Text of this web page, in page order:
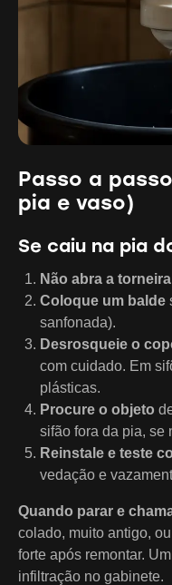
Passo a
pia e vaso)
Se caiu na pia
Não abra a
Coloque um balde
sanfonada).
Desrosqueie o
com cuidado. Em
plásticas.
Procure o objeto
sifão fora da pia, se
Reinstale e teste
vedação e
Quando parar e
colado, muito antigo,
forte após remontar.
infiltração no gabinete.